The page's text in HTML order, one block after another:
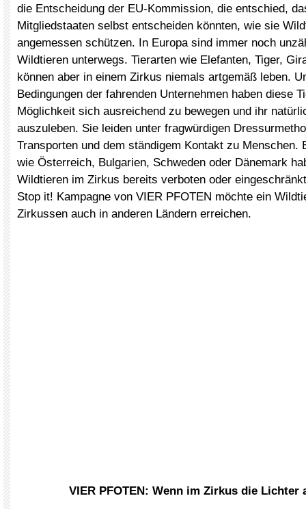
die Entscheidung der EU-Kommission, die entschied,
Mitgliedstaaten selbst entscheiden könnten, wie sie
angemessen schützen. In Europa sind immer noch
Wildtieren unterwegs. Tierarten wie Elefanten, Tiger,
können aber in einem Zirkus niemals artgemäß leben.
Bedingungen der fahrenden Unternehmen haben diese
Möglichkeit sich ausreichend zu bewegen und ihr
auszuleben. Sie leiden unter fragwürdigen
Transporten und dem ständigem Kontakt zu Menschen.
wie Österreich, Bulgarien, Schweden oder Dänemark
Wildtieren im Zirkus bereits verboten oder
Stop it! Kampagne von VIER PFOTEN möchte ein
Zirkussen auch in anderen Ländern erreichen.
VIER PFOTEN: Wenn im Zirkus die Lichter